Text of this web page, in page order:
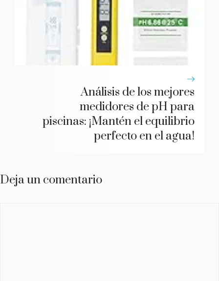
Análisis de los mejores
medidores de pH para
piscinas: ¡Mantén el equilibrio
perfecto en el agua!
Deja un comentario